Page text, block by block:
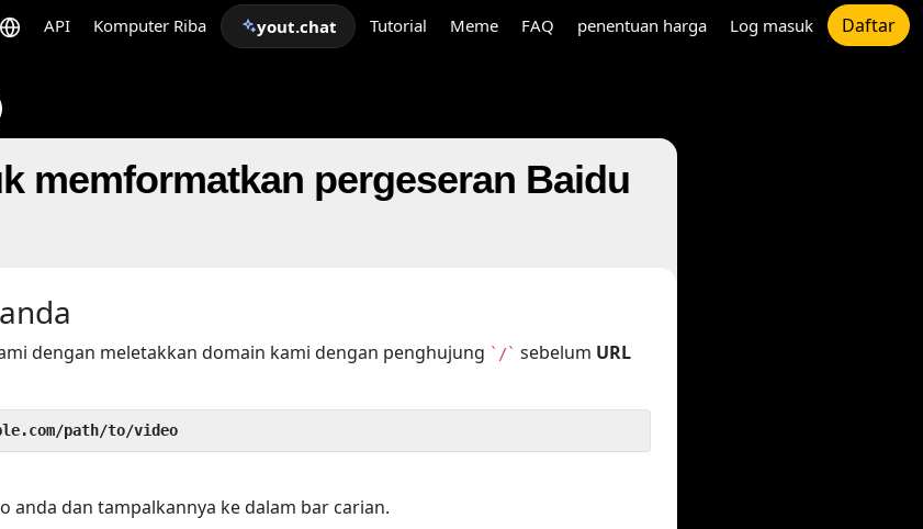
API Komputer Riba yout.chat Tutorial Meme FAQ penentuan harga Log masuk Daftar
memformatkan pergeseran Baidu
dengan meletakkan domain kami dengan penghujung `/` sebelum URL
path/to/video
anda dan tampalkannya ke dalam bar carian.